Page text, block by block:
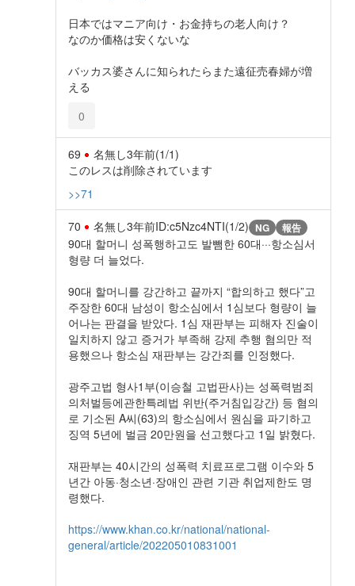
日本ではマニア向け・お金持ちの老人向け？
なのか価格は安くないな
バッカス婆さんに知られたらまた遠征売春婦が増
える
0
69 名無し3年前(1/1)
このレスは削除されています
>>71
70 名無し3年前ID:c5Nzc4NTI(1/2) NG 報告
90대 할머니 성폭행하고도 발뺌한 60대···항소심서
형량 더 늘었다.
90대 할머니를 강간하고 끝까지 “합의하고 했다”고
주장한 60대 남성이 항소심에서 1심보다 형량이 늘
어나는 판결을 받았다. 1심 재판부는 피해자 진술이
일치하지 않고 증거가 부족해 강제 추행 혐의만 적
용했으나 항소심 재판부는 강간죄를 인정했다.
광주고법 형사1부(이승철 고법판사)는 성폭력범죄
의처벌등에관한특례법 위반(주거침입강간) 등 혐의
로 기소된 A씨(63)의 항소심에서 원심을 파기하고
징역 5년에 벌금 20만원을 선고했다고 1일 밝혔다.
재판부는 40시간의 성폭력 치료프로그램 이수와 5
년간 아동·청소년·장애인 관련 기관 취업제한도 명
령했다.
https://www.khan.co.kr/national/national-
general/article/202205010831001